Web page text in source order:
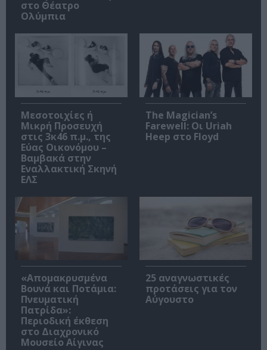
στο Θέατρο
Ολύμπια
Μεσοτοιχίες ή
Μικρή Προσευχή
στις 3κ46 π.μ., της
Εύας Οικονόμου –
Βαμβακά στην
Εναλλακτική Σκηνή
ΕΛΣ
The Magician’s
Farewell: Οι Uriah
Heep στο Floyd
«Απομακρυσμένα
Βουνά και Ποτάμια:
Πνευματική
Πατρίδα»:
Περιοδική έκθεση
στο Διαχρονικό
Μουσείο Αίγινας
25 αναγνωστικές
προτάσεις για τον
Αύγουστο